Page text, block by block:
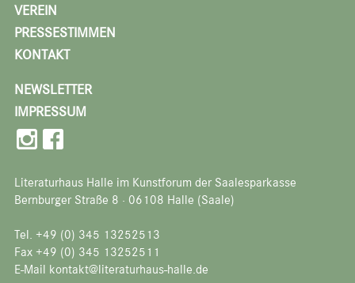
VEREIN
PRESSESTIMMEN
KONTAKT
NEWSLETTER
IMPRESSUM
Literaturhaus Halle im Kunstforum der Saalesparkasse
Bernburger Straße 8 · 06108 Halle (Saale)
Tel. +49 (0) 345 13252513
Fax +49 (0) 345 13252511
E-Mail kontakt@literaturhaus-halle.de